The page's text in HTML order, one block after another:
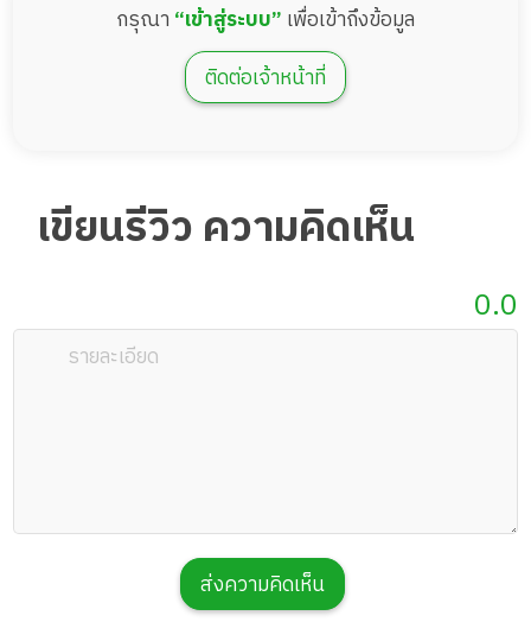
พื้นที่ 26 ตรม. 1 เตียง
ราคา43,000
19 ตรม
พื้นที่ 19 ตรม.1 เตียง
ราคา55,500
กรุณา “เข้าสู่ระบบ” เพื่อเข้าถึงข้อมูล
ติดต่อเจ้าหน้าที่
เขียนรีวิว ความคิดเห็น
0.0
ส่งความคิดเห็น